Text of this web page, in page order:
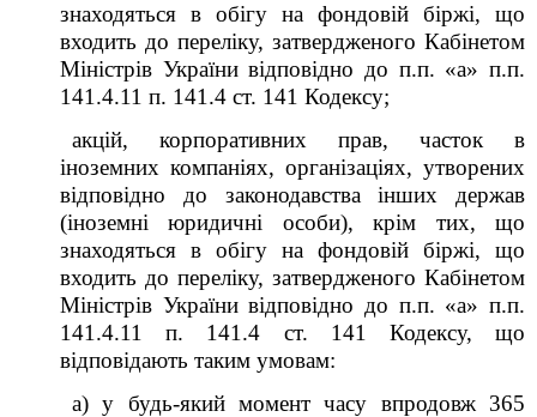
знаходяться в обігу на фондовій біржі, що
входить до переліку, затвердженого Кабінетом
Міністрів України відповідно до п.п. «а» п.п.
141.4.11 п. 141.4 ст. 141 Кодексу;
акцій, корпоративних прав, часток в
іноземних компаніях, організаціях, утворених
відповідно до законодавства інших держав
(іноземні юридичні особи), крім тих, що
знаходяться в обігу на фондовій біржі, що
входить до переліку, затвердженого Кабінетом
Міністрів України відповідно до п.п. «а» п.п.
141.4.11 п. 141.4 ст. 141 Кодексу, що
відповідають таким умовам:
а) у будь-який момент часу впродовж 365